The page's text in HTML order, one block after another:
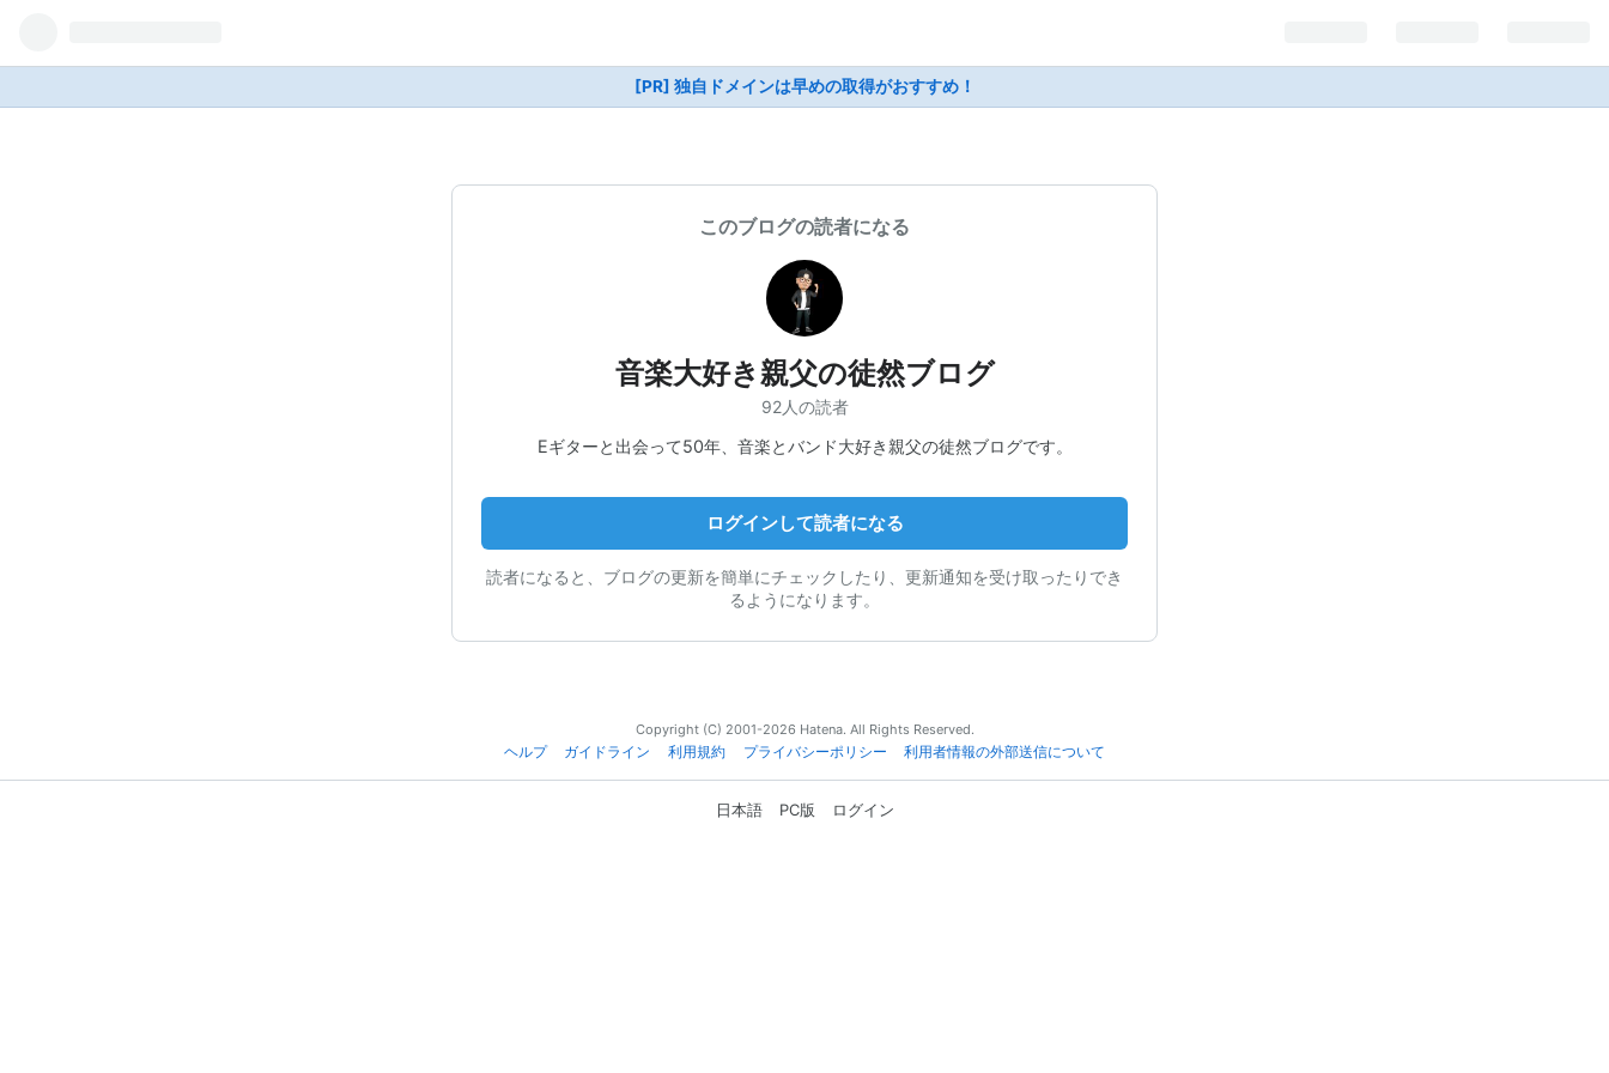
[PR] 独自ドメインは早めの取得がおすすめ！
このブログの読者になる
音楽大好き親父の徒然ブログ
92人の読者
Eギターと出会って50年、音楽とバンド大好き親父の徒然ブログです。
ログインして読者になる
読者になると、ブログの更新を簡単にチェックしたり、更新通知を受け取ったりでき
るようになります。
Copyright (C) 2001-2026 Hatena. All Rights Reserved.
ヘルプ
ガイドライン 利用規約 プライバシーポリシー 利用者情報の外部送信について
日本語 PC版 ログイン